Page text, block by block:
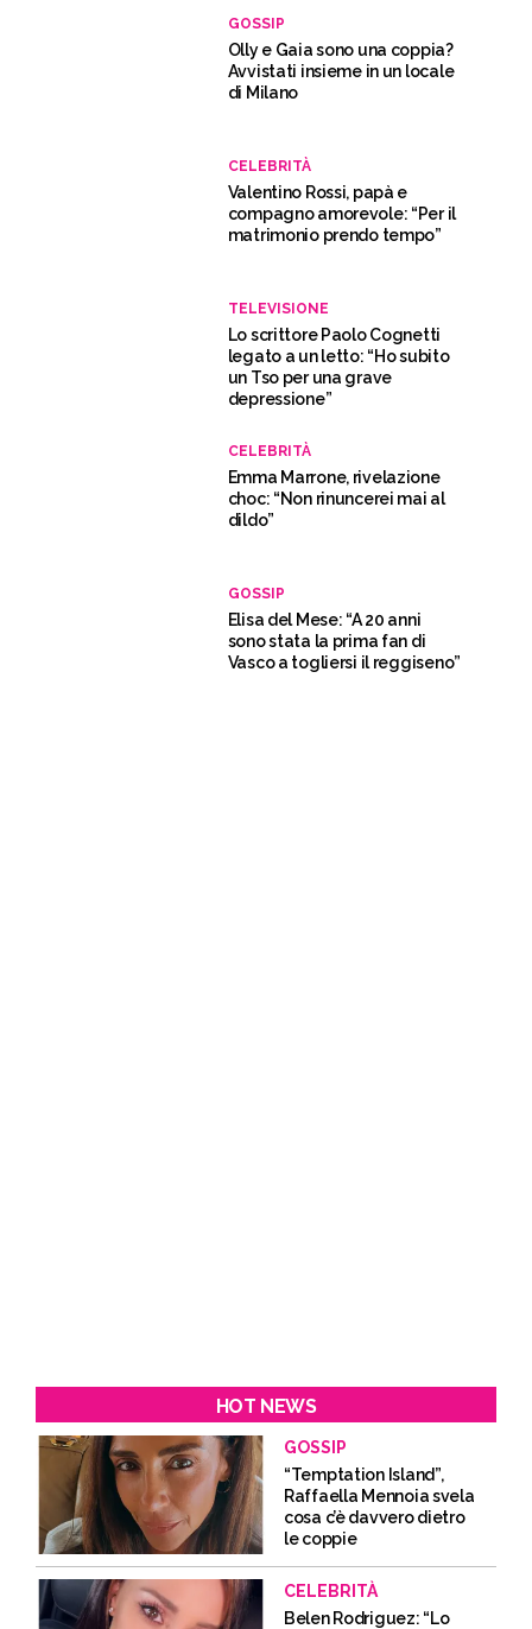
GOSSIP
Olly e Gaia sono una coppia?
Avvistati insieme in un locale
di Milano
CELEBRITÀ
Valentino Rossi, papà e
compagno amorevole: “Per il
matrimonio prendo tempo”
TELEVISIONE
Lo scrittore Paolo Cognetti
legato a un letto: “Ho subito
un Tso per una grave
depressione”
CELEBRITÀ
Emma Marrone, rivelazione
choc: “Non rinuncerei mai al
dildo”
GOSSIP
Elisa del Mese: “A 20 anni
sono stata la prima fan di
Vasco a togliersi il reggiseno”
HOT NEWS
GOSSIP
“Temptation Island”,
Raffaella Mennoia svela
cosa c’è davvero dietro
le coppie
CELEBRITÀ
Belen Rodriguez: “Lo